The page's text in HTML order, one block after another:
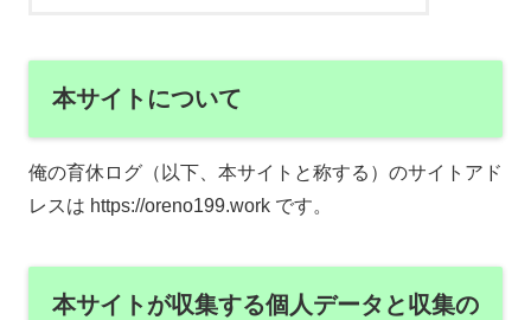
本サイトについて
俺の育休ログ（以下、本サイトと称する）のサイトアド
レスは https://oreno199.work です。
本サイトが収集する個人データと収集の